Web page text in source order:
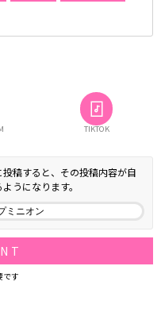
TIKTOK
稿すると、その投稿内容が自
うになります。
です